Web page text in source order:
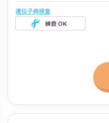
遺伝子病検査